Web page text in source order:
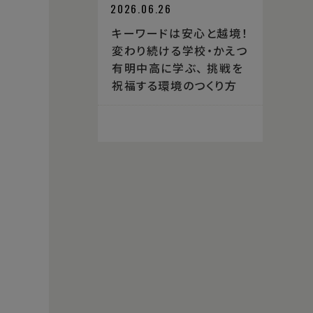
2026.06.26
キーワードは安心と越境！
変わり続ける学校・かえつ
有明中高に学ぶ、 挑戦を
祝福する環境のつくり方